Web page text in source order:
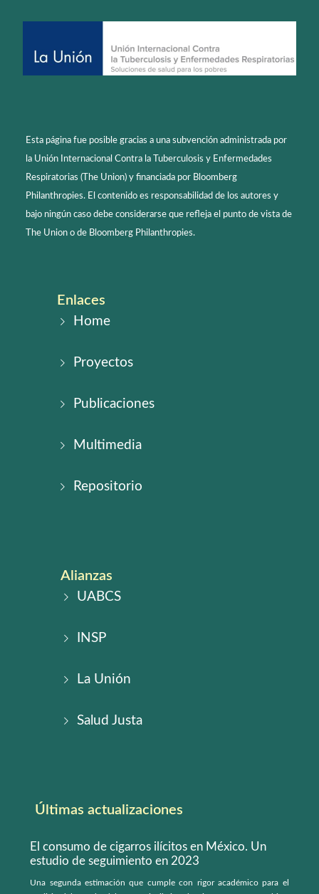
Esta página fue posible gracias a una subvención administrada por
la Unión Internacional Contra la Tuberculosis y Enfermedades
Respiratorias (The Union) y financiada por Bloomberg
Philanthropies. El contenido es responsabilidad de los autores y
bajo ningún caso debe considerarse que refleja el punto de vista de
The Union o de Bloomberg Philanthropies.
Enlaces
Home
Proyectos
Publicaciones
Multimedia
Repositorio
Alianzas
UABCS
INSP
La Unión
Salud Justa
Últimas actualizaciones
El consumo de cigarros ilícitos en México. Un
estudio de seguimiento en 2023
Una segunda estimación que cumple con rigor académico para el